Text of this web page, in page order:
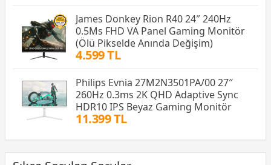
James Donkey Rion R40 24″ 240Hz
0.5Ms FHD VA Panel Gaming Monitör
(Ölü Pikselde Anında Değişim)
4.599 TL
Philips Evnia 27M2N3501PA/00 27″
260Hz 0.3ms 2K QHD Adaptive Sync
HDR10 IPS Beyaz Gaming Monitör
11.399 TL